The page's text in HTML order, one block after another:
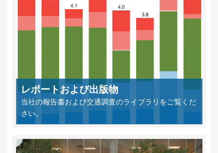
レポートおよび出版物
当社の報告書および交通調査のライブラリをご覧くだ
さい。